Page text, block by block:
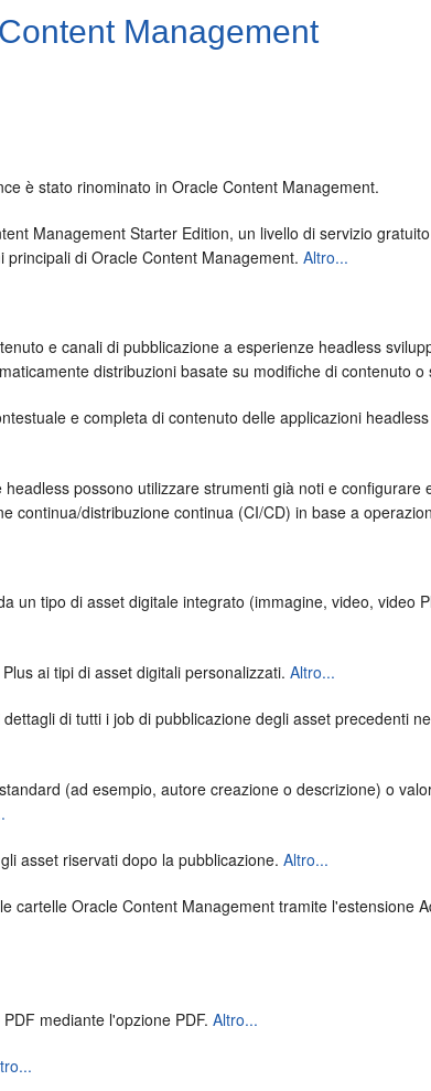
Management
è stato rinominato inOracle Content Management.
Management Starter Edition, un livello di servizio
principali diOracle Content Management.Altro...
e canali di pubblicazione a esperienze headless
distribuzioni basate su modifiche di contenuto
e completa di contenuto delle applicazioni
possono utilizzare strumenti già noti e
continua/distribuzione continua (CI/CD) in base a
un tipo di asset digitale integrato (immagine, video, video
ai tipi di asset digitali personalizzati.Altro...
di tutti i job di pubblicazione degli asset precedenti
(ad esempio, autore creazione o descrizione) o
asset riservati dopo la pubblicazione.Altro...
cartelleOracle Content Management tramite l'estensione
mediante l'opzione PDF.Altro...